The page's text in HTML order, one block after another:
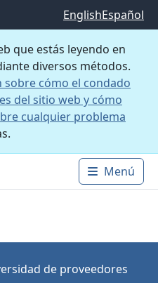
EnglishEspañol
que estás leyendo en
diversos métodos.
cómo el condado
del sitio web y cómo
cualquier problema
Main
Menú
de proveedores